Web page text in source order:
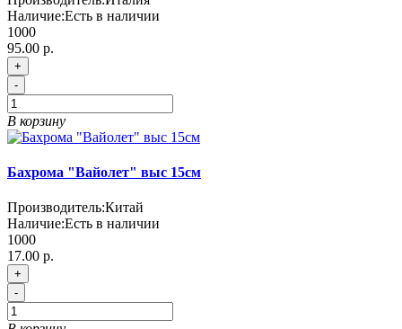
Наличие:Есть в наличии
1000
95.00 р.
+
-
В корзину
Бахрома "Вайолет" выс 15см
Производитель:Китай
Наличие:Есть в наличии
1000
17.00 р.
+
-